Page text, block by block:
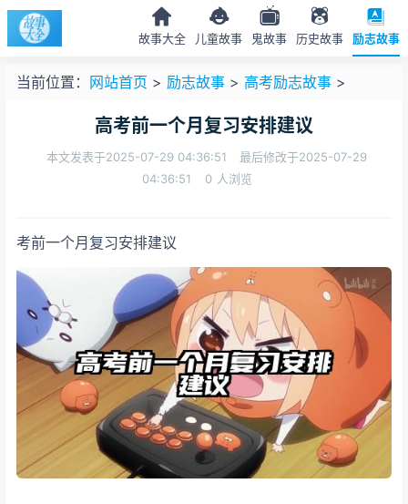
故事大全 儿童故事 鬼故事 历史故事 励志故事
当前位置： 网站首页 > 励志故事 > 高考励志故事 >
高考前一个月复习安排建议
本文发表于2025-07-29 04:36:51
最后修改于2025-07-29
04:36:51
0 人浏览
考前一个月复习安排建议